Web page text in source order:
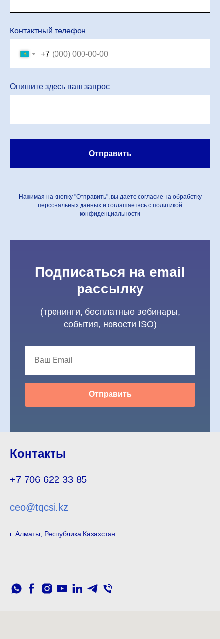
Контактный телефон
+7
Опишите здесь ваш запрос
Отправить
Нажимая на кнопку "Отправить", вы даете согласие на обработку
персональных данных и соглашаетесь c политикой
конфиденциальности
Подписаться на email
рассылку
(тренинги, бесплатные вебинары,
события, новости ISO)
Отправить
Контакты
+7 706 622 33 85
ceo@tqcsi.kz
г. Алматы, Республика Казахстан